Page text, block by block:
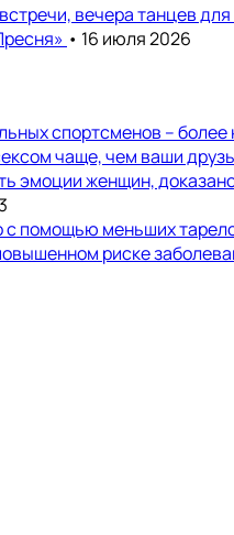
вечера танцев
• 16 июля 2026
спортсменов – более
чаще, чем ваши
эмоции женщин,
с помощью меньших
риске